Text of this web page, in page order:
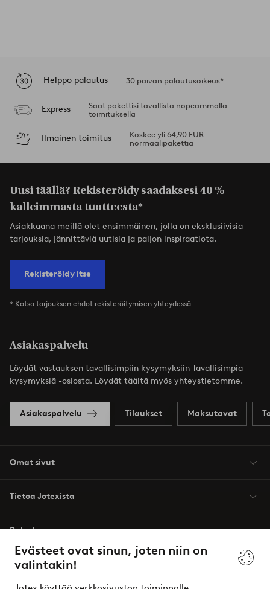
Evästeet ovat sinun, joten niin on
valintakin!
Helppo palautus 30 päivän palautusoikeus*
Express
Saat pakettisi tavallista nopeammalla
toimituksella
Ilmainen toimitus
Koskee yli 64,90 EUR
normaalipakettia
Uusi täällä? Rekisteröidy saadaksesi40 %
kalleimmasta tuotteesta*
Asiakkaana meillä olet ensimmäinen, jolla on eksklusiivisia
tarjouksia, jännittäviä uutisia ja paljon inspiraatiota.
Rekisteröidy itse
* Katso tarjouksen ehdot rekisteröitymisen yhteydessä
Asiakaspalvelu
Löydät vastauksen tavallisimpiin kysymyksiin Tavallisimpia
kysymyksiä -osiosta. Löydät täältä myös yhteystietomme.
Asiakaspalvelu Tilaukset Maksutavat
Omat sivut
Tietoa Jotexista
Palvelumme
Ehdot